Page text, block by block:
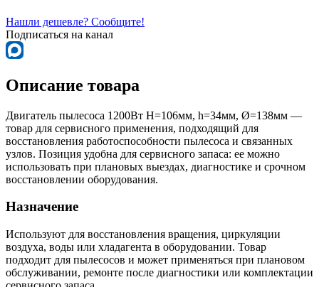
Нашли дешевле? Сообщите!
Подписаться на канал
Описание товара
Двигатель пылесоса 1200Вт H=106мм, h=34мм, Ø=138мм —
товар для сервисного применения, подходящий для
восстановления работоспособности пылесоса и связанных
узлов. Позиция удобна для сервисного запаса: ее можно
использовать при плановых выездах, диагностике и срочном
восстановлении оборудования.
Назначение
Используют для восстановления вращения, циркуляции
воздуха, воды или хладагента в оборудовании. Товар
подходит для пылесосов и может применяться при плановом
обслуживании, ремонте после диагностики или комплектации